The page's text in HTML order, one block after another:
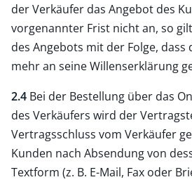
der Verkäufer das Angebot des
vorgenannter Frist nicht an, so
des Angebots mit der Folge, dass
mehr an seine Willenserklärung
2.4 Bei der Bestellung über das
des Verkäufers wird der
Vertragsschluss vom Verkäufer
Kunden nach Absendung von
Textform (z. B. E-Mail, Fax oder